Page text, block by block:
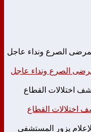
لمرضى الصرع ونداء عاجل
اختلالات القطاع